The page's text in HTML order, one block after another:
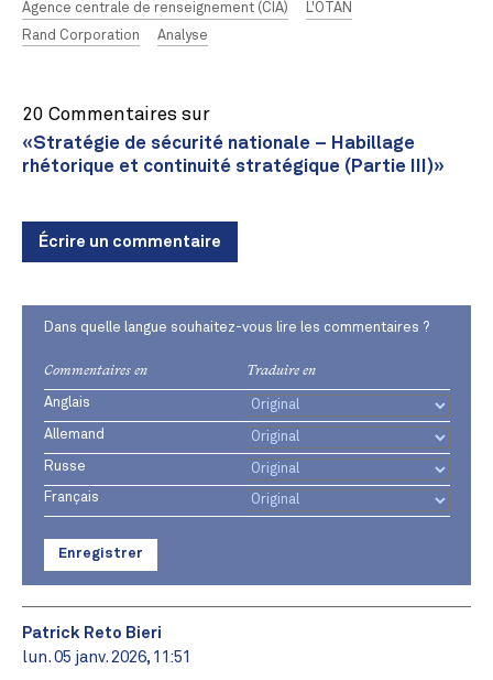
Agence centrale de renseignement (CIA)
L'OTAN
Rand Corporation
Analyse
20 Commentaires sur
«Stratégie de sécurité nationale – Habillage
rhétorique et continuité stratégique (Partie III)»
Écrire un commentaire
Dans quelle langue souhaitez-vous lire les commentaires ?
Commentaires en Traduire en
Anglais
Allemand
Russe
Français
Enregistrer
Patrick Reto Bieri
lun. 05 janv. 2026, 11:51